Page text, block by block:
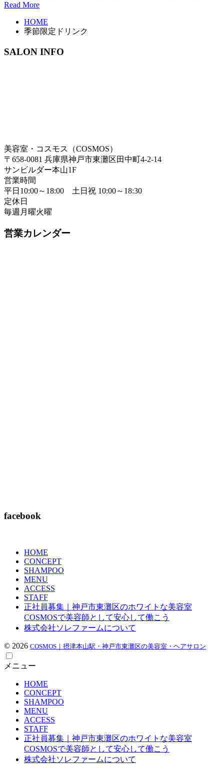
Read More
HOME
季節限定ドリンク
SALON INFO
美容室・コスモス（COSMOS）
〒658-0081 兵庫県神戸市東灘区田中町4-2-14
サンビルダー本山1F
営業時間
平日10:00～18:00 土日祝 10:00～18:30
定休日
毎週月曜火曜
営業カレンダー
facebook
HOME
CONCEPT
SHAMPOO
MENU
ACCESS
STAFF
正社員募集｜神戸市東灘区のホワイトな美容室
COSMOSで美容師として安心して働こう
株式会社ソレファームについて
© 2026 COSMOS｜摂津本山駅・神戸市東灘区の美容室・ヘアサロン
メニュー
HOME
CONCEPT
SHAMPOO
MENU
ACCESS
STAFF
正社員募集｜神戸市東灘区のホワイトな美容室
COSMOSで美容師として安心して働こう
株式会社ソレファームについて